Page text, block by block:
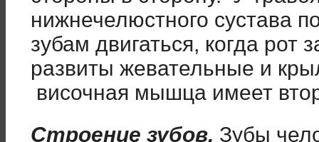
нижнечелюстного сустава
зубам двигаться, когда рот
развиты жевательные и
височная мышца имеет
Строение зубов. Зубы